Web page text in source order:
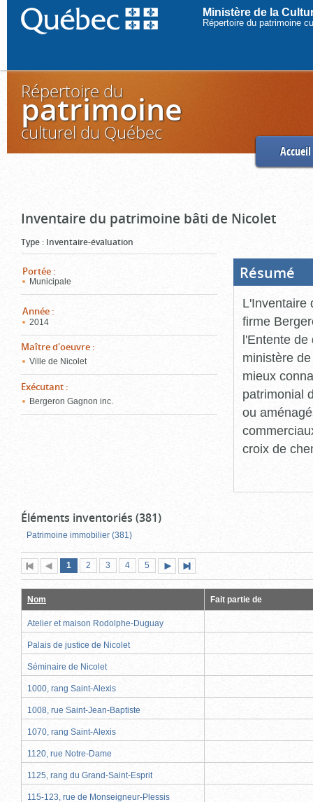
Ministère de la
Répertoire du patrimoine
Répertoire du
patrimoine
culturel du Québec
Accueil
Inventaire du patrimoine bâti de Nicolet
Type : Inventaire-évaluation
Portée :
Municipale
Année :
2014
Maître d'oeuvre :
Ville de Nicolet
Exécutant :
Bergeron Gagnon inc.
Résumé
L'Inventaire
firme
l'Entente de
ministère
mieux
patrimonial
ou
croix de
Éléments inventoriés (381)
Patrimoine immobilier (381)
Première
page
Page
précédente
Page
1 (page
actuelle)
Page
2 Page
3 Page
4 Page
5
suivante
page
Nom Fait partie de
Atelier et maison Rodolphe-Duguay
Palais de justice de Nicolet
Séminaire de Nicolet
1000, rang Saint-Alexis
1008, rue Saint-Jean-Baptiste
1070, rang Saint-Alexis
1120, rue Notre-Dame
1125, rang du Grand-Saint-Esprit
115-123, rue de Monseigneur-Plessis